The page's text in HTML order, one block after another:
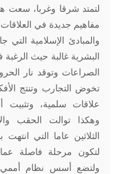
لتمتد شرقا وغربا، سعت
مفاهيم جديدة في
والمبادئ الإسلامية التي
البشرية غالبة حيث
الصراعات وتوقد نار
تخوض التجارب وتنتج
علاقات سلمية، وتثبيت
وهكذا توالت الحقب
لتكون مرحلة فاصلة
ولتضع أسس نظام أممي